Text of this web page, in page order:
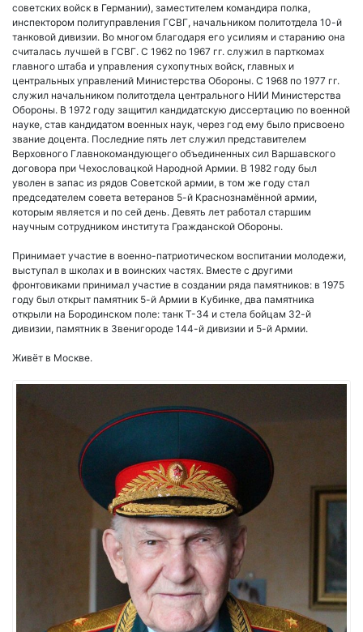
советских войск в Германии), заместителем командира полка,
инспектором политуправления ГСВГ, начальником политотдела 10-й
танковой дивизии. Во многом благодаря его усилиям и старанию она
считалась лучшей в ГСВГ. С 1962 по 1967 гг. служил в парткомах
главного штаба и управления сухопутных войск, главных и
центральных управлений Министерства Обороны. С 1968 по 1977 гг.
служил начальником политотдела центрального НИИ Министерства
Обороны. В 1972 году защитил кандидатскую диссертацию по военной
науке, став кандидатом военных наук, через год ему было присвоено
звание доцента. Последние пять лет служил представителем
Верховного Главнокомандующего объединенных сил Варшавского
договора при Чехословацкой Народной Армии. В 1982 году был
уволен в запас из рядов Советской армии, в том же году стал
председателем совета ветеранов 5-й Краснознамённой армии,
которым является и по сей день. Девять лет работал старшим
научным сотрудником института Гражданской Обороны.
Принимает участие в военно-патриотическом воспитании молодежи,
выступал в школах и в воинских частях. Вместе с другими
фронтовиками принимал участие в создании ряда памятников: в 1975
году был открыт памятник 5-й Армии в Кубинке, два памятника
открыли на Бородинском поле: танк Т-34 и стела бойцам 32-й
дивизии, памятник в Звенигороде 144-й дивизии и 5-й Армии.
Живёт в Москве.